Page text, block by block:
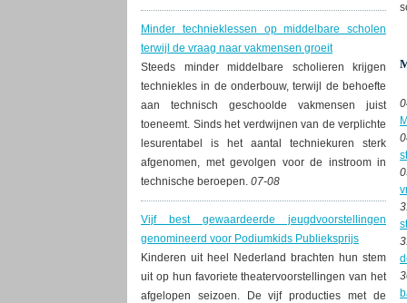
Minder technieklessen op middelbare scholen
terwijl de vraag naar vakmensen groeit
Steeds minder middelbare scholieren krijgen
techniekles in de onderbouw, terwijl de behoefte
aan technisch geschoolde vakmensen juist
toeneemt. Sinds het verdwijnen van de verplichte
lesurentabel is het aantal techniekuren sterk
afgenomen, met gevolgen voor de instroom in
technische beroepen. 07-08
Vijf best gewaardeerde jeugdvoorstellingen
genomineerd voor Podiumkids Publieksprijs
Kinderen uit heel Nederland brachten hun stem
uit op hun favoriete theatervoorstellingen van het
afgelopen seizoen. De vijf producties met de